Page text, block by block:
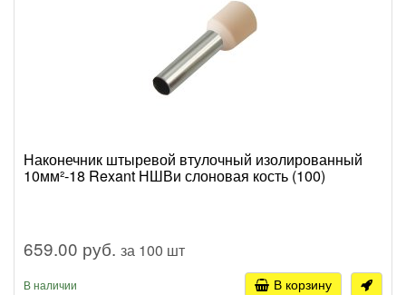
Наконечник штыревой втулочный изолированный
10мм²-18 Rexant НШВи слоновая кость (100)
659.00 руб. за 100 шт
В наличии В корзину